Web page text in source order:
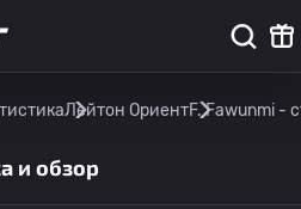
Лейтон ОриентF. Fawunmi -
и обзор